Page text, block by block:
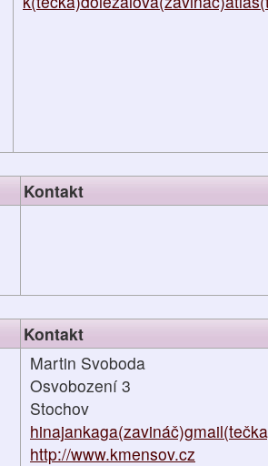
Kontakt
Kontakt
Martin Svoboda
Osvobození 3
Stochov
http://www.kmensov.cz